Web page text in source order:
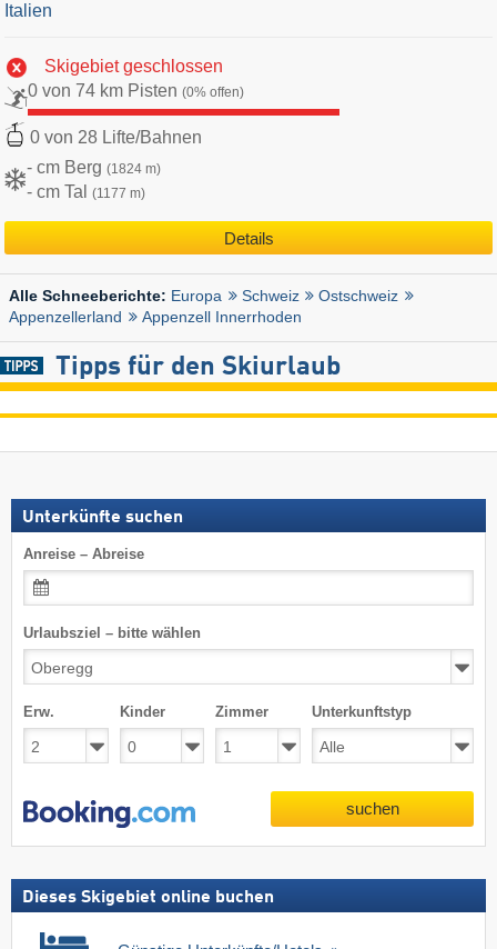
Italien
Skigebiet geschlossen
0 von 74 km Pisten (0% offen)
0 von 28 Lifte/Bahnen
- cm Berg (1824 m)
- cm Tal (1177 m)
Details
Alle Schneeberichte: Europa Schweiz
Ostschweiz
Appenzellerland
Appenzell Innerrhoden
Tipps für den Skiurlaub
Unterkünfte suchen
Anreise – Abreise
Urlaubsziel – bitte wählen
Erw. Kinder Zimmer Unterkunftstyp
suchen
Dieses Skigebiet online buchen